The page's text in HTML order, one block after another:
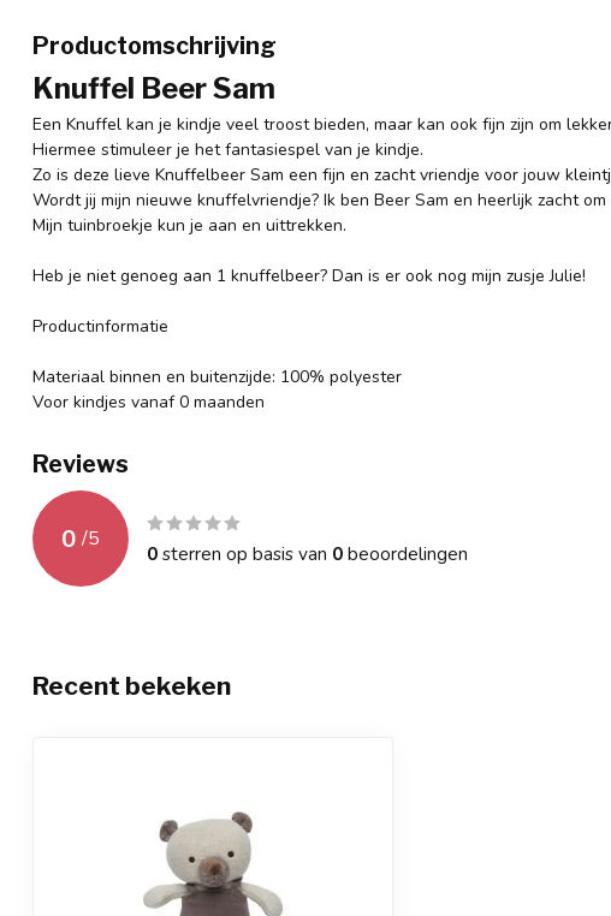
Productomschrijving
Knuffel Beer Sam
Een Knuffel kan je kindje veel troost bieden, maar kan ook fijn zijn om
Hiermee stimuleer je het fantasiespel van je kindje.
Zo is deze lieve Knuffelbeer Sam een fijn en zacht vriendje voor jouw
Wordt jij mijn nieuwe knuffelvriendje? Ik ben Beer Sam en heerlijk zacht
Mijn tuinbroekje kun je aan en uittrekken.
Heb je niet genoeg aan 1 knuffelbeer? Dan is er ook nog mijn zusje Julie!
Productinformatie
Materiaal binnen en buitenzijde: 100% polyester
Voor kindjes vanaf 0 maanden
Reviews
0 /5
0sterren op basis van 0beoordelingen
Recent bekeken